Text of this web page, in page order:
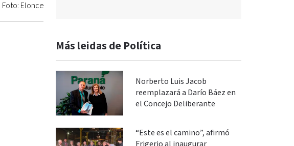
Foto: Elonce
Más leidas de Política
Norberto Luis Jacob
reemplazará a Darío Báez en
el Concejo Deliberante
“Este es el camino”, afirmó